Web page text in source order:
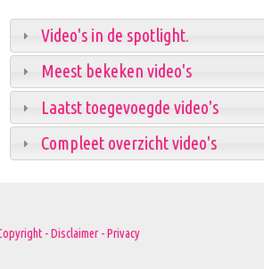
Video's in de spotlight.
Meest bekeken video's
Laatst toegevoegde video's
Compleet overzicht video's
- Disclaimer - Privacy